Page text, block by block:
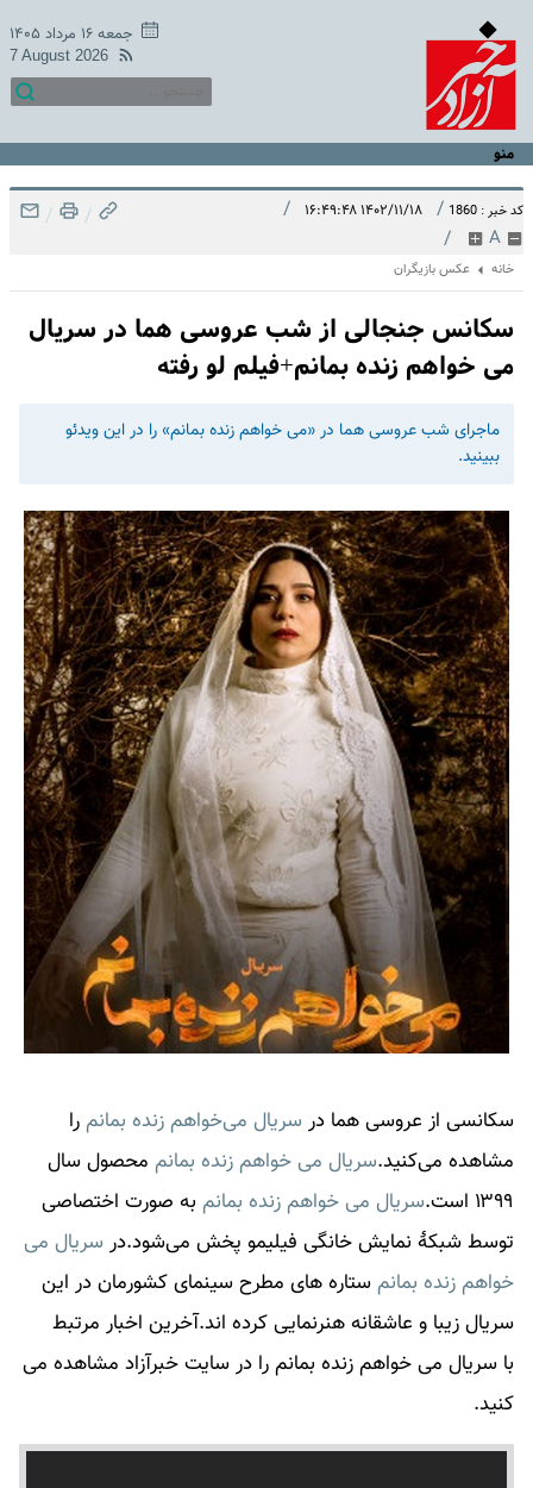
جمعه ۱۶ مرداد ۱۴۰۵
7 August 2026
منو
کد خبر : 1860 / ۱۴۰۲/۱۱/۱۸ ۱۶:۴۹:۴۸ /
A
/
/
/
خانه عکس بازیگران
سکانس جنجالی از شب عروسی هما در سریال
می خواهم زنده بمانم+فیلم لو رفته
ماجرای شب عروسی هما در «می خواهم زنده بمانم» را در این ویدئو
ببینید.
سکانسی از عروسی هما در سریال می‌خواهم زنده بمانمرا
مشاهده می‌کنید.سریال می خواهم زنده بمانم محصول سال
۱۳۹۹ است.
سریال می خواهم زنده بمانم به صورت اختصاصی
توسط شبکهٔ نمایش خانگی فیلیمو پخش می‌شود.در سریال می
خواهم زنده بمانمستاره های مطرح سینمای کشورمان در این
سریال زیبا و عاشقانه هنرنمایی کرده اند.آخرین اخبار مرتبط
با سریال می خواهم زنده بمانمرا در سایت خبرآزاد مشاهده می
کنید.